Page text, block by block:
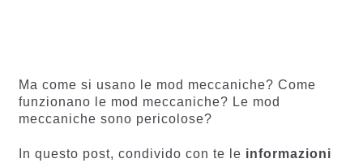
ni
i
Ma come si usano le mod meccaniche? Come
funzionano le mod meccaniche? Le mod
meccaniche sono pericolose?
In questo post, condivido con te le informazioni